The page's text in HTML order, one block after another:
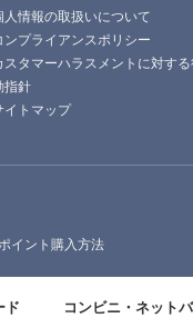
人情報の取扱いについて
ンプライアンスポリシー
スタマーハラスメントに対す
指針
イトマップ
ポイント購入方法
ド コンビニ・ネット